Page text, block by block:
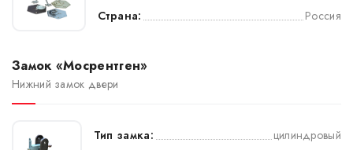
Страна:
Россия
Замок «Мосрентген»
Нижний замок двери
Тип замка:
цилиндровый